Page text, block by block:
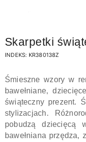
Skarpetki
INDEKS: KR380138Z
Śmieszne wzory w
bawełniane,
świąteczny prezent.
stylizacjach.
pobudzą dziecięcą
bawełniana przędza,